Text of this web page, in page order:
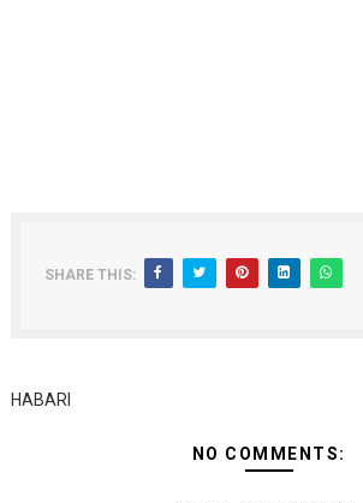
SHARE THIS:
HABARI
NO COMMENTS: